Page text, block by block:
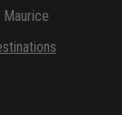
Maurice